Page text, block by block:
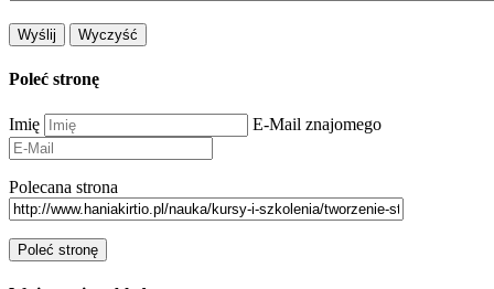
Poleć stronę
Imię E-Mail znajomego
Polecana strona